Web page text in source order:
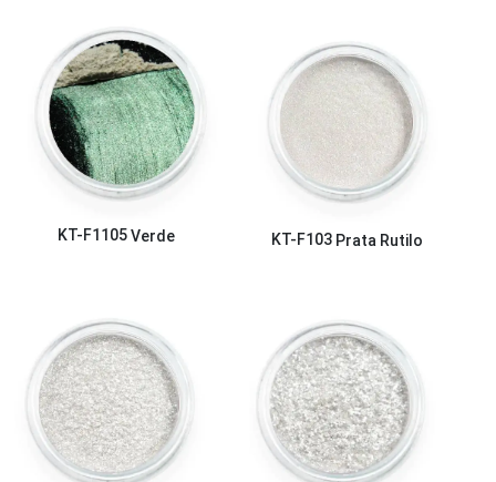
KT-F1105Verde KT-F103 Prata Rutilo